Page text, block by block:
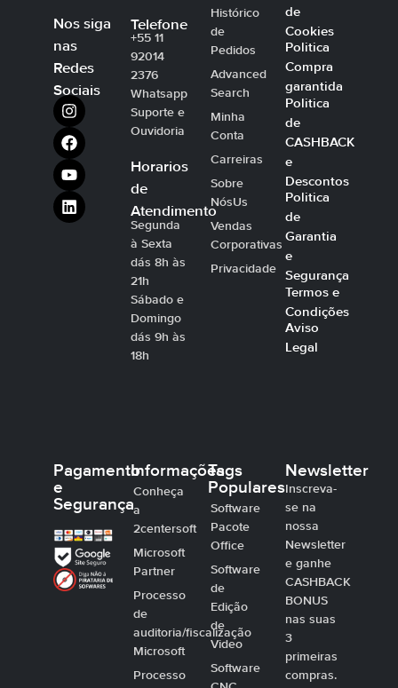
Nos siga
nas
Redes
Sociais
Telefone
+55 11
92014
2376
Whatsapp
Suporte e
Ouvidoria
Horarios
de
Atendimento
Segunda
à Sexta
dás 8h às
21h
Sábado e
Domingo
dás 9h às
18h
Histórico
de
Pedidos
Advanced
Search
Minha
Conta
Carreiras
Sobre
NósUs
Vendas
Corporativas
Privacidade
de
Cookies
Politica
Compra
garantida
Politica
de
CASHBACK
e
Descontos
Politica
de
Garantia
e
Segurança
Termos e
Condições
Aviso
Legal
Pagamento
e
Segurança
Informações
Conheça
a
2centersoft
Microsoft
Partner
Processo
de
auditoria/fiscalização
Microsoft
Processo
Tags
Populares
Software
Pacote
Office
Software
de
Edição
de
Video
Software
Newsletter
Inscreva-
se na
nossa
Newsletter
e ganhe
CASHBACK
BONUS
nas suas
3
primeiras
compras.